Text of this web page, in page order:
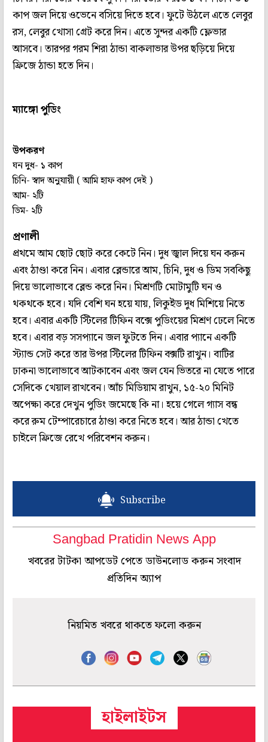
কাপ জল দিয়ে ওভেনে বসিয়ে দিতে হবে। ফুটে উঠলে এতে লেবুর
রস, লেবুর খোসা গ্রেট করে দিন। এতে সুন্দর একটি ফ্লেভার
আসবে। তারপর গরম শিরা ঠান্ডা বাকলাভার উপর ছড়িয়ে দিয়ে
ফ্রিজে ঠান্ডা হতে দিন।
ম্যাঙ্গো পুডিং
উপকরণ
ঘন দুধ- ১ কাপ
চিনি- স্বাদ অনুযায়ী ( আমি হাফ কাপ দেই )
আম- ২টি
ডিম- ২টি
প্রণালী
প্রথমে আম ছোট ছোট করে কেটে নিন। দুধ জ্বাল দিয়ে ঘন করুন
এবং ঠাণ্ডা করে নিন। এবার ব্লেন্ডারে আম, চিনি, দুধ ও ডিম সবকিছু
দিয়ে ভালোভাবে ব্লেন্ড করে নিন। মিশ্রণটি মোটামুটি ঘন ও
থকথকে হবে। যদি বেশি ঘন হয়ে যায়, লিকুইড দুধ মিশিয়ে নিতে
হবে। এবার একটি স্টিলের টিফিন বক্সে পুডিংয়ের মিশ্রণ ঢেলে নিতে
হবে। এবার বড় সসপ্যানে জল ফুটতে দিন। এবার প্যানে একটি
স্ট্যান্ড সেট করে তার উপর স্টিলের টিফিন বক্সটি রাখুন। বাটির
ঢাকনা ভালোভাবে আটকাবেন এবং জল যেন ভিতরে না যেতে পারে
সেদিকে খেয়াল রাখবেন। আঁচ মিডিয়াম রাখুন, ১৫-২০ মিনিট
অপেক্ষা করে দেখুন পুডিং জমেছে কি না। হয়ে গেলে গ্যাস বন্ধ
করে রুম টেম্পারেচারে ঠাণ্ডা করে নিতে হবে। আর ঠান্ডা খেতে
চাইলে ফ্রিজে রেখে পরিবেশন করুন।
Subscribe
Sangbad Pratidin News App
খবরের টাটকা আপডেট পেতে ডাউনলোড করুন সংবাদ
প্রতিদিন অ্যাপ
নিয়মিত খবরে থাকতে ফলো করুন
হাইলাইটস